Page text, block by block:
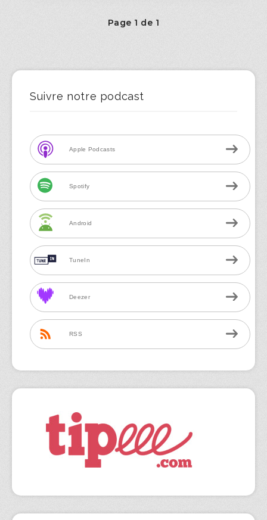
Page 1 de 1
Suivre notre podcast
Apple Podcasts
Spotify
Android
TuneIn
Deezer
RSS